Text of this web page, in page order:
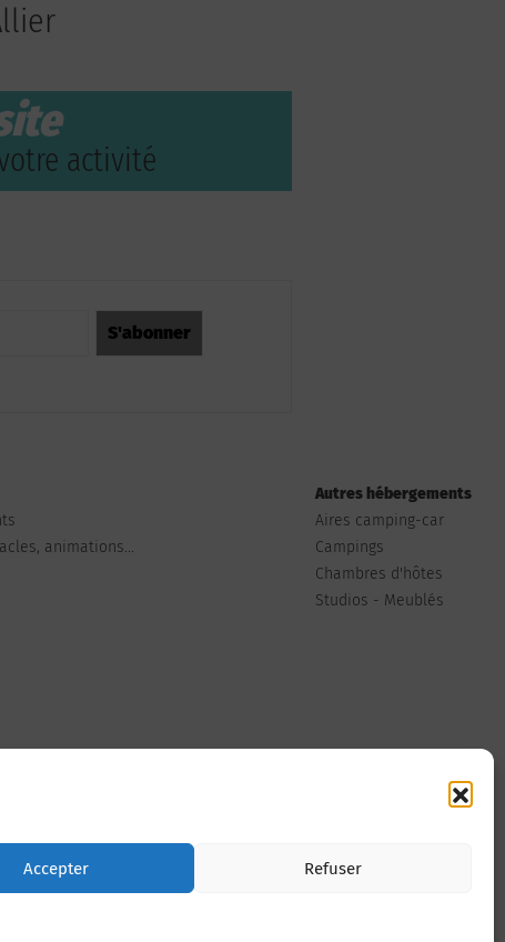
Accepter Refuser
activité
animations...
Autres hébergements
Aires camping-car
Campings
Chambres d'hôtes
Studios - Meublés
Nous contacter